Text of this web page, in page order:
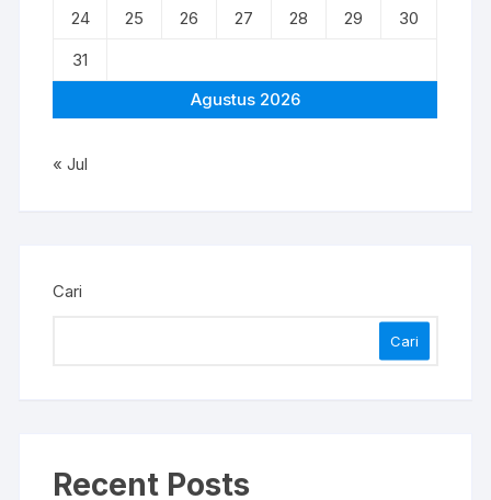
Agustus 2026
24
25 26 27 28 29
30
31
« Jul
Cari
Cari
Recent Posts